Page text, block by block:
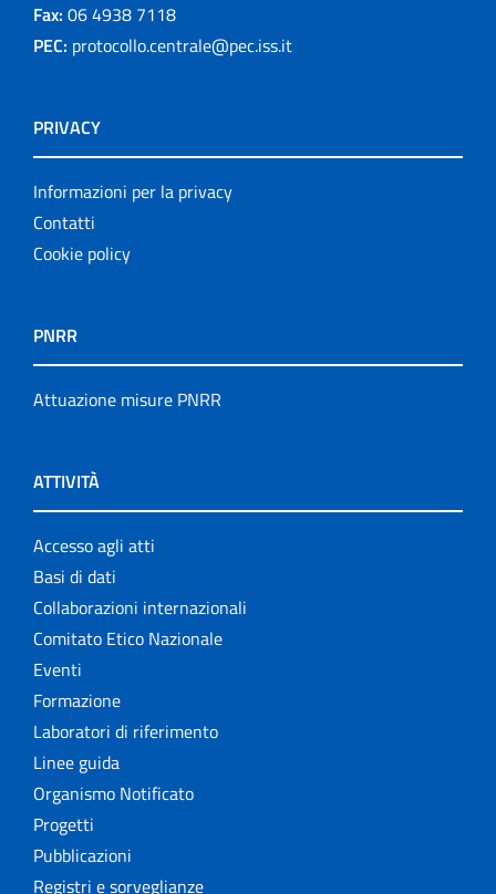
Fax: 06 4938 7118
PEC: protocollo.centrale@pec.iss.it
PRIVACY
Informazioni per la privacy
Contatti
Cookie policy
PNRR
Attuazione misure PNRR
ATTIVITÀ
Accesso agli atti
Basi di dati
Collaborazioni internazionali
Comitato Etico Nazionale
Eventi
Formazione
Laboratori di riferimento
Linee guida
Organismo Notificato
Progetti
Pubblicazioni
Registri e sorveglianze